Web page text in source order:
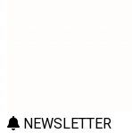
NEWSLETTER